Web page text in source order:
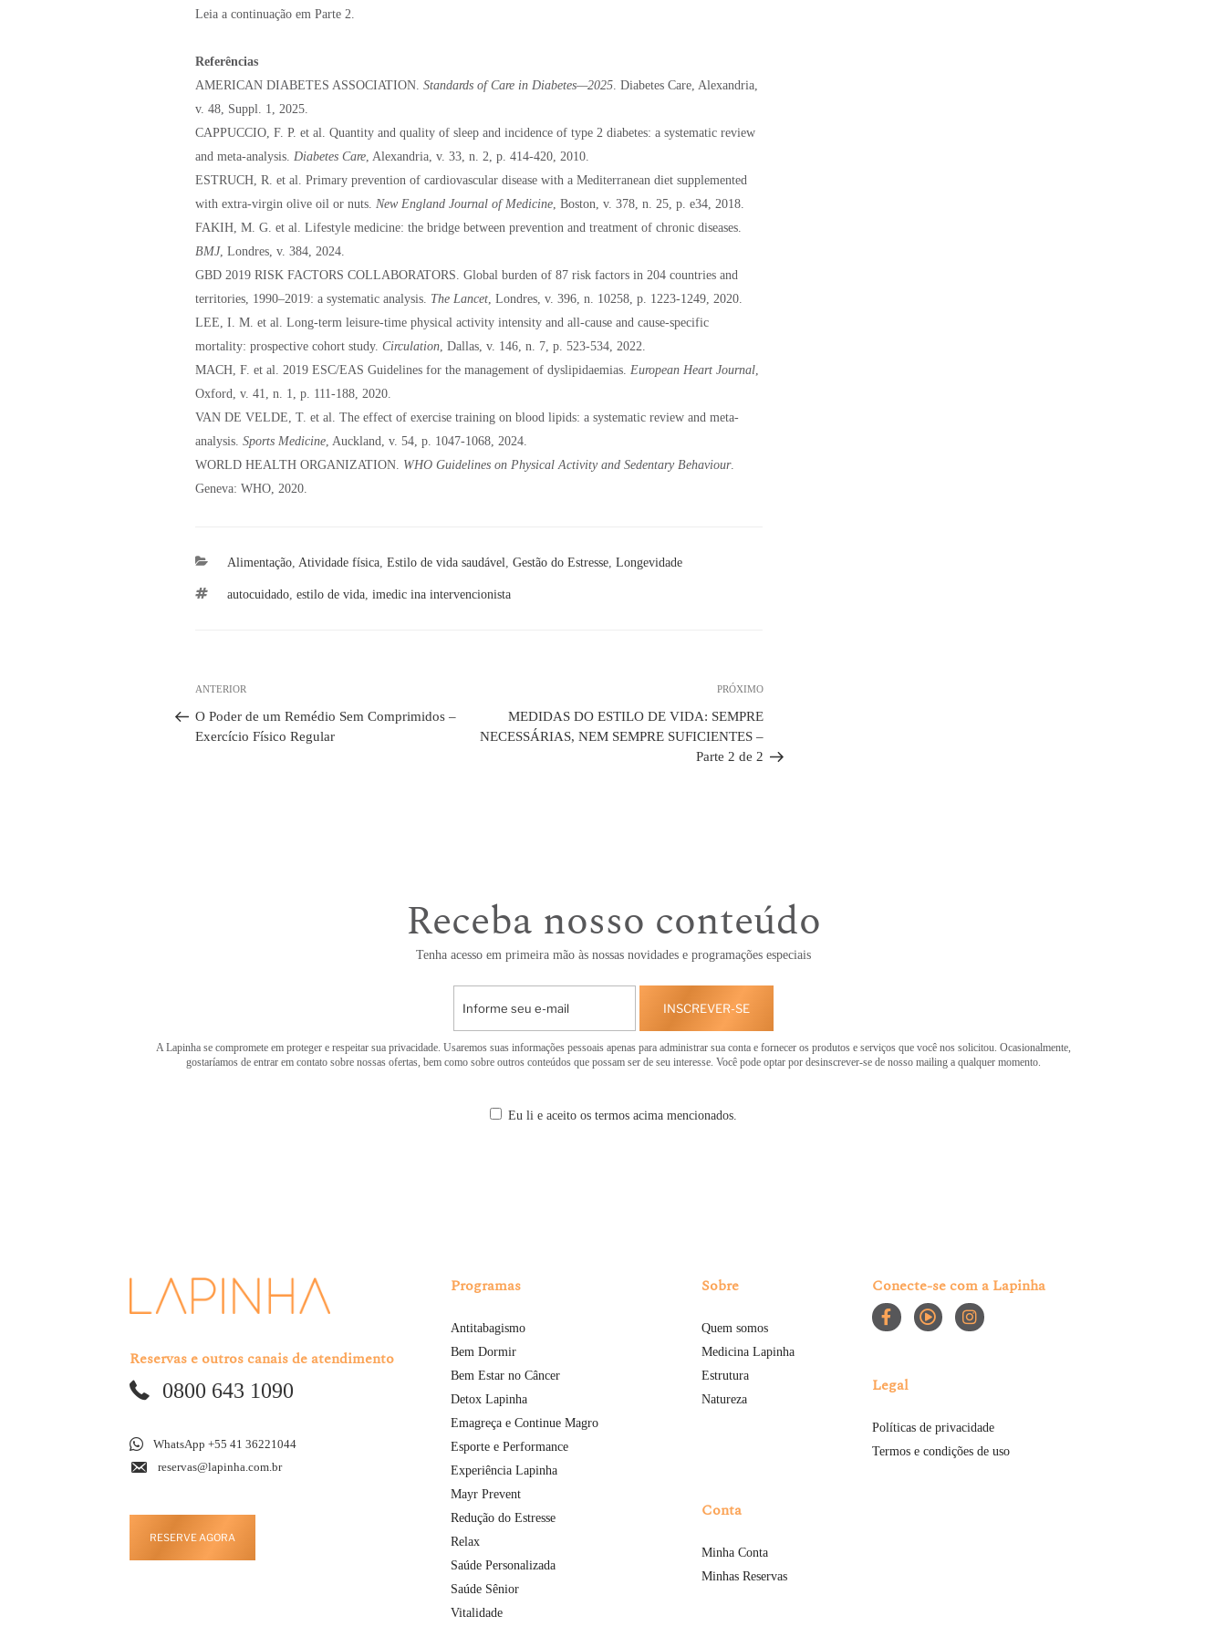
Leia a continuação em Parte 2.
Referências
AMERICAN DIABETES ASSOCIATION. Standards of Care in Diabetes—2025 . Diabetes Care, Alexandria,
v. 48, Suppl. 1, 2025.
CAPPUCCIO, F. P. et al. Quantity and quality of sleep and incidence of type 2 diabetes: a systematic review
and meta-analysis. Diabetes Care , Alexandria, v. 33, n. 2, p. 414-420, 2010.
ESTRUCH, R. et al. Primary prevention of cardiovascular disease with a Mediterranean diet supplemented
with extra-virgin olive oil or nuts. New England Journal of Medicine , Boston, v. 378, n. 25, p. e34, 2018.
FAKIH, M. G. et al. Lifestyle medicine: the bridge between prevention and treatment of chronic diseases.
BMJ, Londres, v. 384, 2024.
GBD 2019 RISK FACTORS COLLABORATORS. Global burden of 87 risk factors in 204 countries and
territories, 1990–2019: a systematic analysis. The Lancet , Londres, v. 396, n. 10258, p. 1223-1249, 2020.
LEE, I. M. et al. Long-term leisure-time physical activity intensity and all-cause and cause-specific
mortality: prospective cohort study. Circulation , Dallas, v. 146, n. 7, p. 523-534, 2022.
MACH, F. et al. 2019 ESC/EAS Guidelines for the management of dyslipidaemias. European Heart Journal
Oxford, v. 41, n. 1, p. 111-188, 2020.
VAN DE VELDE, T. et al. The effect of exercise training on blood lipids: a systematic review and meta-
analysis. Sports Medicine , Auckland, v. 54, p. 1047-1068, 2024.
WORLD HEALTH ORGANIZATION. WHO Guidelines on Physical Activity and Sedentary Behaviour.
Geneva: WHO, 2020.
Categorias
Alimentação Atividade física Estilo de vida saudável Gestão do Estresse Longevidade
Tags
autocuidado estilo de vida imedic ina intervencionista
de
Post
Post
anterior
ANTERIOR
O Poder de um Remédio Sem Comprimidos –
Exercício Físico Regular
Próximo
post
PRÓXIMO
MEDIDAS DO ESTILO DE VIDA: SEMPRE
NECESSÁRIAS, NEM SEMPRE SUFICIENTES –
Parte 2 de 2
Receba nosso conteúdo
Tenha acesso em primeira mão às nossas novidades e programações especiais
INSCREVER-SE
A Lapinha se compromete em proteger e respeitar sua privacidade. Usaremos suas informações pessoais apenas para administrar sua conta e fornecer os produtos e serviços que você nos solicitou. Ocasionalmente,
gostaríamos de entrar em contato sobre nossas ofertas, bem como sobre outros conteúdos que possam ser de seu interesse. Você pode optar por desinscrever-se de nosso mailing a qualquer momento.
Eu li e aceito os termos acima mencionados.
Reservas e outros canais de atendimento
0800 643 1090
WhatsApp +55 41 36221044
reservas@lapinha.com.br
RESERVE AGORA
Programas
Antitabagismo
Bem Dormir
Bem Estar no Câncer
Detox Lapinha
Emagreça e Continue Magro
Esporte e Performance
Experiência Lapinha
Mayr Prevent
Redução do Estresse
Relax
Saúde Personalizada
Saúde Sênior
Vitalidade
Sobre
Quem somos
Medicina Lapinha
Estrutura
Natureza
Conta
Minha Conta
Minhas Reservas
Conecte-se com a Lapinha
Legal
Políticas de privacidade
Termos e condições de uso